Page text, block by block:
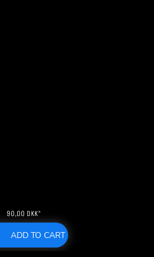
90,00 DKK*
ADD TO CART